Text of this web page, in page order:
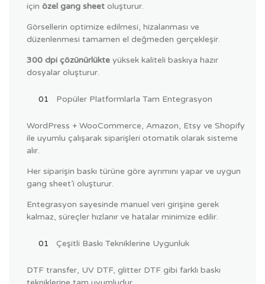
için özel gang sheet oluşturur.
Görsellerin optimize edilmesi, hizalanması ve
düzenlenmesi tamamen el değmeden gerçekleşir.
300 dpi çözünürlükte yüksek kaliteli baskıya hazır
dosyalar oluşturur.
Popüler Platformlarla Tam Entegrasyon
WordPress + WooCommerce, Amazon, Etsy ve Shopify
ile uyumlu çalışarak siparişleri otomatik olarak sisteme
alır.
Her siparişin baskı türüne göre ayrımını yapar ve uygun
gang sheet’i oluşturur.
Entegrasyon sayesinde manuel veri girişine gerek
kalmaz, süreçler hızlanır ve hatalar minimize edilir.
Çeşitli Baskı Tekniklerine Uygunluk
DTF transfer, UV DTF, glitter DTF gibi farklı baskı